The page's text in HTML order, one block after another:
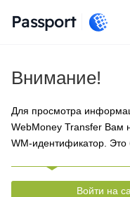
Passport
Внимание!
Для просмотра
WebMoney Transfer Вам
WM-идентификатор. Это
Войти на